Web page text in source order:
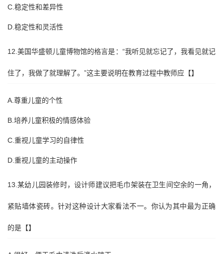
C.稳定性和差异性
D.稳定性和灵活性
12.美国华盛顿儿童博物馆的格言是：“我听见就忘记了，我看见就记
住了，我做了就理解了。”这主要说明在教育过程中教师应【】
A.尊重儿童的个性
B.培养儿童积极的情感体验
C.重视儿童学习的自律性
D.重视儿童的主动操作
13.某幼儿园装修时，设计师建议把毛巾架装在卫生间空余的一角，
紧贴墙体瓷砖。针对这种设计大家看法不一。你认为其中最为正确
的是【】